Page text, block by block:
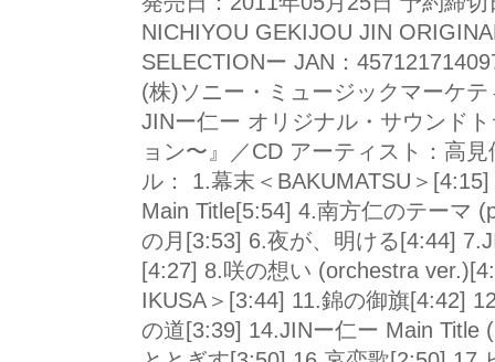
NICHIYOU GEKIJOU JIN
SELECTIONー JAN：
(株)ソニー・ミュージックマーケ
JINー仁ー オリジナル・サウンド
ョン〜』／CD アーティスト：高
ル： 1.幕末＜BAKUMATSU＞
Main Title[5:54] 4.南方仁のテーマ
の月[3:53] 6.夜が、明ける[4:44]
[4:27] 8.咲の想い (orchestra
IKUSA＞[3:44] 11.錦の御旗[4:42]
の道[3:39] 14.JINー仁ー Main Title